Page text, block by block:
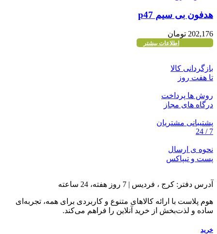
هدفون بی سیم p47
202,176 تومان
اطلاعات بیشتر
بازگردانی کالا
تا هفت روز
روش ها پرداخت
درگاه های مجاز
پشتیبانی مشتریان
7 / 24
نحوه ی ارسال
پست و تیپاکس
آدرس دفتر: کرج ، فردیس | 7 روز هفته، 24 ساعته
هوم پلاست با ارائه کالاهای متنوع و کاربردی برای همه، تجربه‌ای
ساده و لذت‌بخش از خرید آنلاین را فراهم می‌کند.
خرید